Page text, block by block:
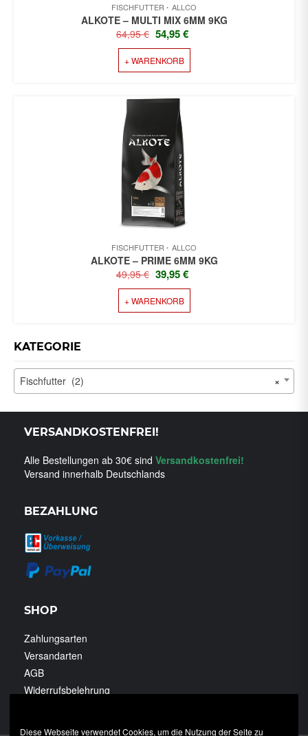
FISCHFUTTER ALLCO
ALKOTE – MULTI MIX 6MM 9KG
64,95€ URSPRÜNGLICHER
PREIS
WAR:
64,95 €
54,95€
+ WARENKORB
FISCHFUTTER ALLCO
ALKOTE – PRIME 6MM 9KG
49,95€ URSPRÜNGLICHER
PREIS
WAR:
49,95 €
39,95€
+ WARENKORB
KATEGORIE
×
Fischfutter (2)
VERSANDKOSTENFREI!
Alle Bestellungen ab 30€ sind Versandkostenfrei!
Versand innerhalb Deutschlands
BEZAHLUNG
SHOP
Zahlungsarten
Versandarten
AGB
Widerrufsbelehrung
Diese Webseite verwendet Cookies, um die Nutzung der Seite zu